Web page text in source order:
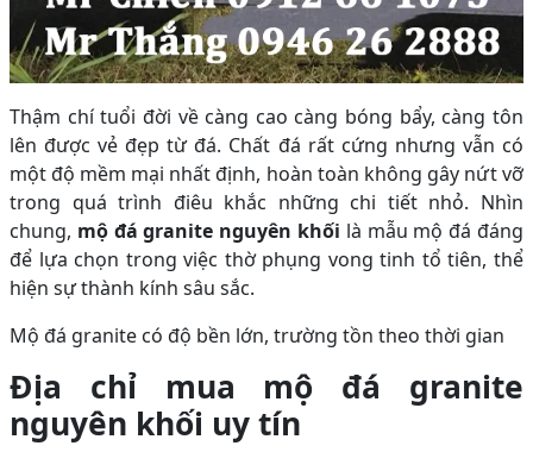
Thậm chí tuổi đời về càng cao càng bóng bẩy, càng tôn
lên được vẻ đẹp từ đá. Chất đá rất cứng nhưng vẫn có
một độ mềm mại nhất định, hoàn toàn không gây nứt vỡ
trong quá trình điêu khắc những chi tiết nhỏ. Nhìn
chung, mộ đá granite nguyên khối là mẫu mộ đá đáng
để lựa chọn trong việc thờ phụng vong tinh tổ tiên, thể
hiện sự thành kính sâu sắc.
Mộ đá granite có độ bền lớn, trường tồn theo thời gian
Địa chỉ mua mộ đá granite
nguyên khối uy tín